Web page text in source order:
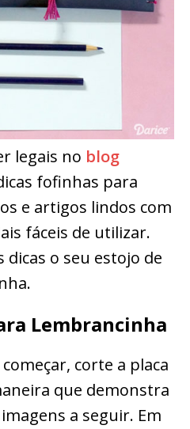
legais no blog
fofinhas para
e artigos lindos com
fáceis de utilizar.
dicas o seu estojo de
Lembrancinha
corte a placa
que demonstra
a seguir. Em